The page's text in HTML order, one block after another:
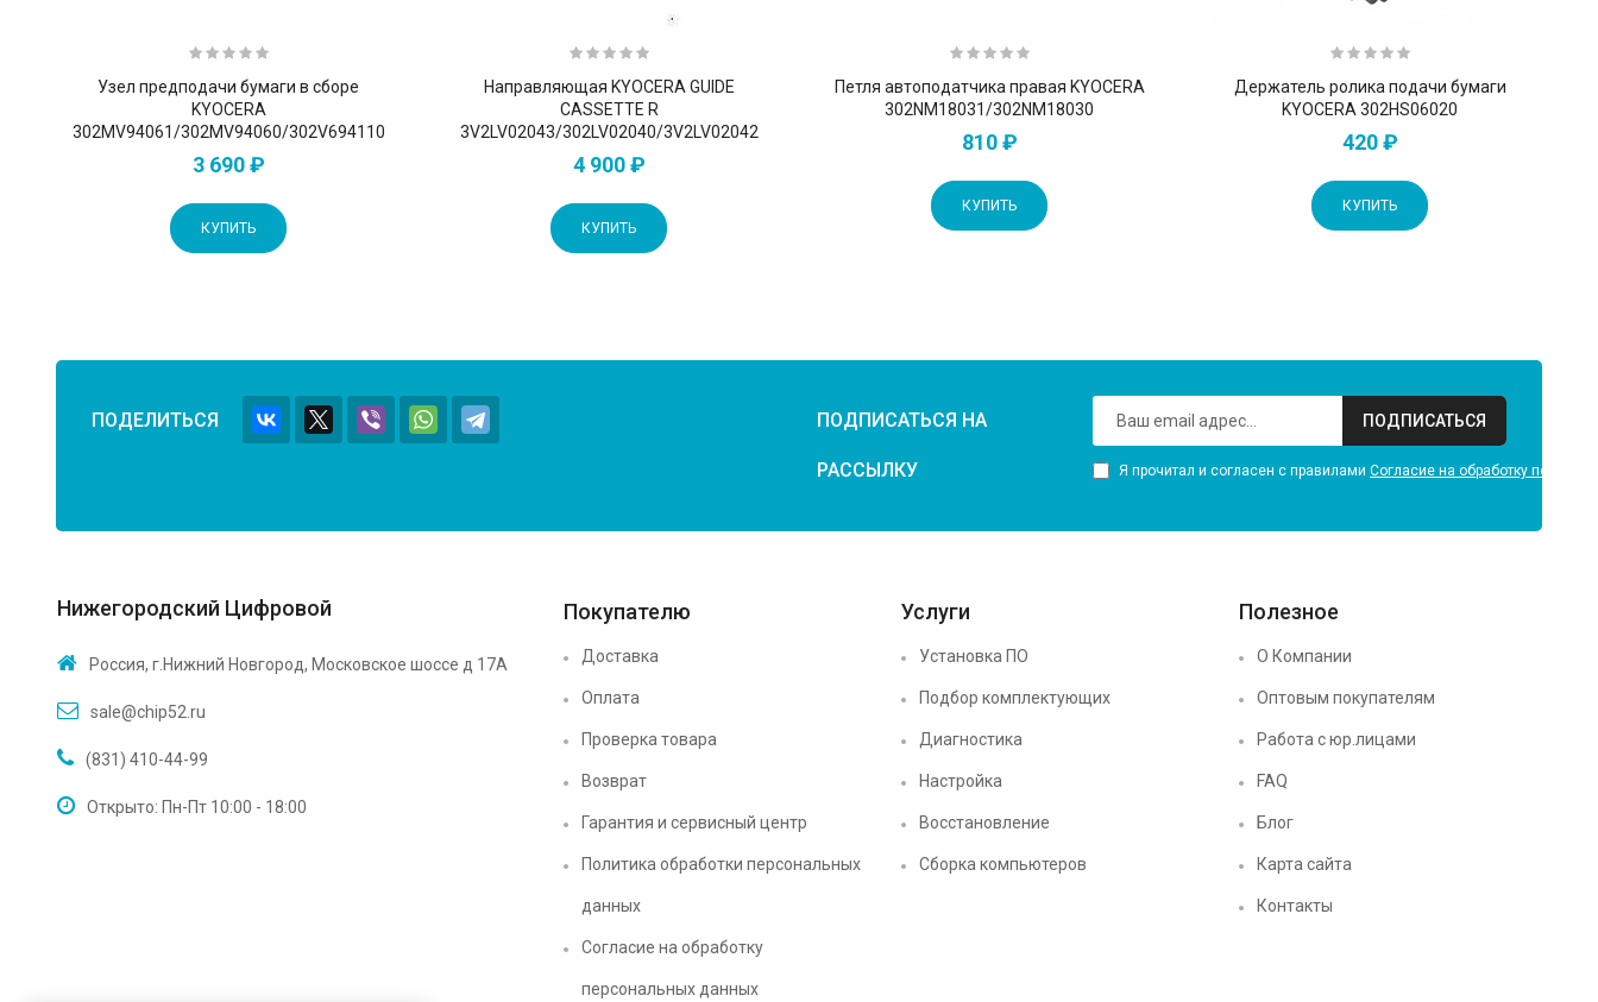
Узел предподачи бумаги в сборе
KYOCERA
302MV94061/302MV94060/302V694110
3 690 ₽
КУПИТЬ
Направляющая KYOCERA GUIDE
CASSETTE R
3V2LV02043/302LV02040/3V2LV02042
4 900 ₽
КУПИТЬ
Петля автоподатчика правая KYOCERA
302NM18031/302NM18030
810 ₽
КУПИТЬ
Держатель ролика подачи бумаги
KYOCERA 302HS06020
420 ₽
КУПИТЬ
ПОДЕЛИТЬСЯ ПОДПИСАТЬСЯ НА
РАССЫЛКУ
ПОДПИСАТЬСЯ
Я прочитал и согласен с правилами Согласие на обработку
Нижегородский Цифровой
Россия, г.Нижний Новгород, Московское шоссе д 17А
sale@chip52.ru
(831) 410-44-99
Открыто: Пн-Пт 10:00 - 18:00
Покупателю
Доставка
Оплата
Проверка товара
Возврат
Гарантия и сервисный центр
Политика обработки персональных
данных
Согласие на обработку
персональных данных
Услуги
Установка ПО
Подбор комплектующих
Диагностика
Настройка
Восстановление
Сборка компьютеров
Полезное
О Компании
Оптовым покупателям
Работа с юр.лицами
FAQ
Блог
Карта сайта
Контакты